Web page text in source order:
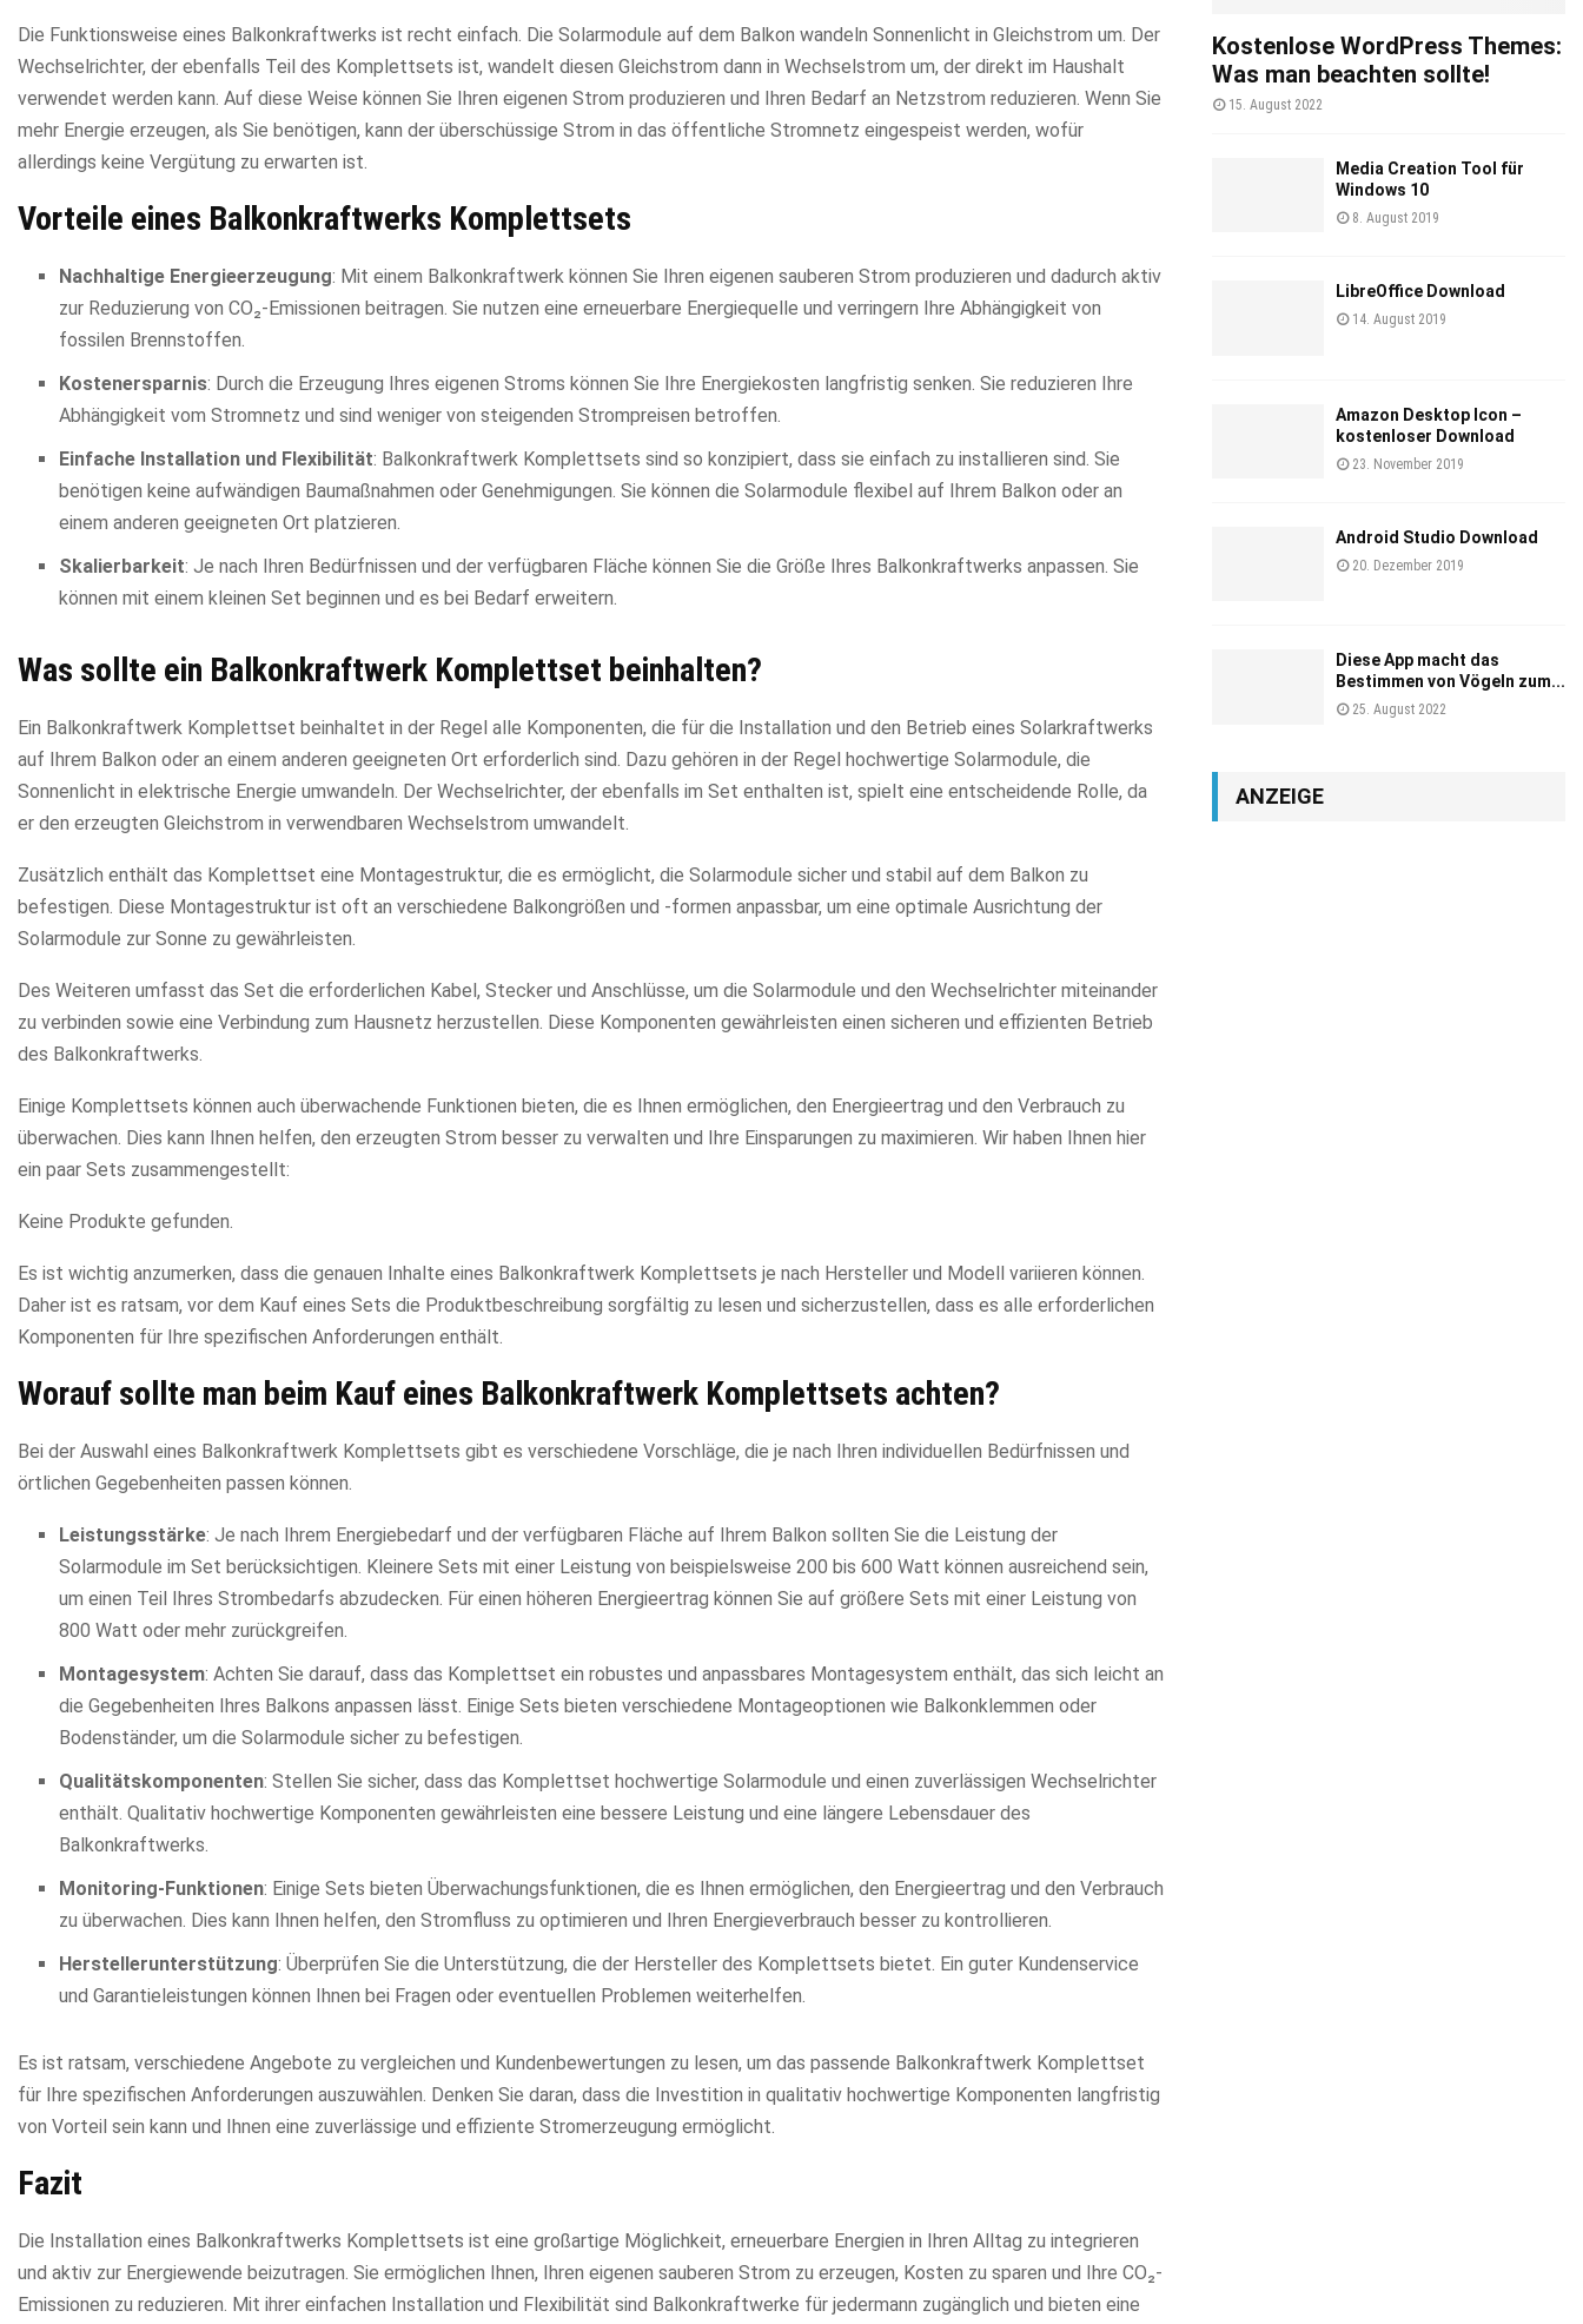
Die Funktionsweise eines Balkonkraftwerks ist recht einfach. Die Solarmodule auf dem Balkon wandeln Sonnenlicht in Gleichstrom um. Der
Wechselrichter, der ebenfalls Teil des Komplettsets ist, wandelt diesen Gleichstrom dann in Wechselstrom um, der direkt im Haushalt
verwendet werden kann. Auf diese Weise können Sie Ihren eigenen Strom produzieren und Ihren Bedarf an Netzstrom reduzieren. Wenn Sie
mehr Energie erzeugen, als Sie benötigen, kann der überschüssige Strom in das öffentliche Stromnetz eingespeist werden, wofür
allerdings keine Vergütung zu erwarten ist.
Vorteile eines Balkonkraftwerks Komplettsets
Nachhaltige Energieerzeugung: Mit einem Balkonkraftwerk können Sie Ihren eigenen sauberen Strom produzieren und dadurch aktiv
zur Reduzierung von CO₂-Emissionen beitragen. Sie nutzen eine erneuerbare Energiequelle und verringern Ihre Abhängigkeit von
fossilen Brennstoffen.
Kostenersparnis: Durch die Erzeugung Ihres eigenen Stroms können Sie Ihre Energiekosten langfristig senken. Sie reduzieren Ihre
Abhängigkeit vom Stromnetz und sind weniger von steigenden Strompreisen betroffen.
Einfache Installation und Flexibilität: Balkonkraftwerk Komplettsets sind so konzipiert, dass sie einfach zu installieren sind. Sie
benötigen keine aufwändigen Baumaßnahmen oder Genehmigungen. Sie können die Solarmodule flexibel auf Ihrem Balkon oder an
einem anderen geeigneten Ort platzieren.
Skalierbarkeit: Je nach Ihren Bedürfnissen und der verfügbaren Fläche können Sie die Größe Ihres Balkonkraftwerks anpassen. Sie
können mit einem kleinen Set beginnen und es bei Bedarf erweitern.
Was sollte ein Balkonkraftwerk Komplettset beinhalten?
Ein Balkonkraftwerk Komplettset beinhaltet in der Regel alle Komponenten, die für die Installation und den Betrieb eines Solarkraftwerks
auf Ihrem Balkon oder an einem anderen geeigneten Ort erforderlich sind. Dazu gehören in der Regel hochwertige Solarmodule, die
Sonnenlicht in elektrische Energie umwandeln. Der Wechselrichter, der ebenfalls im Set enthalten ist, spielt eine entscheidende Rolle, da
er den erzeugten Gleichstrom in verwendbaren Wechselstrom umwandelt.
Zusätzlich enthält das Komplettset eine Montagestruktur, die es ermöglicht, die Solarmodule sicher und stabil auf dem Balkon zu
befestigen. Diese Montagestruktur ist oft an verschiedene Balkongrößen und -formen anpassbar, um eine optimale Ausrichtung der
Solarmodule zur Sonne zu gewährleisten.
Des Weiteren umfasst das Set die erforderlichen Kabel, Stecker und Anschlüsse, um die Solarmodule und den Wechselrichter miteinander
zu verbinden sowie eine Verbindung zum Hausnetz herzustellen. Diese Komponenten gewährleisten einen sicheren und effizienten Betrieb
des Balkonkraftwerks.
Einige Komplettsets können auch überwachende Funktionen bieten, die es Ihnen ermöglichen, den Energieertrag und den Verbrauch zu
überwachen. Dies kann Ihnen helfen, den erzeugten Strom besser zu verwalten und Ihre Einsparungen zu maximieren. Wir haben Ihnen hier
ein paar Sets zusammengestellt:
Keine Produkte gefunden.
Es ist wichtig anzumerken, dass die genauen Inhalte eines Balkonkraftwerk Komplettsets je nach Hersteller und Modell variieren können.
Daher ist es ratsam, vor dem Kauf eines Sets die Produktbeschreibung sorgfältig zu lesen und sicherzustellen, dass es alle erforderlichen
Komponenten für Ihre spezifischen Anforderungen enthält.
Worauf sollte man beim Kauf eines Balkonkraftwerk Komplettsets achten?
Bei der Auswahl eines Balkonkraftwerk Komplettsets gibt es verschiedene Vorschläge, die je nach Ihren individuellen Bedürfnissen und
örtlichen Gegebenheiten passen können.
Leistungsstärke: Je nach Ihrem Energiebedarf und der verfügbaren Fläche auf Ihrem Balkon sollten Sie die Leistung der
Solarmodule im Set berücksichtigen. Kleinere Sets mit einer Leistung von beispielsweise 200 bis 600 Watt können ausreichend sein,
um einen Teil Ihres Strombedarfs abzudecken. Für einen höheren Energieertrag können Sie auf größere Sets mit einer Leistung von
800 Watt oder mehr zurückgreifen.
Montagesystem: Achten Sie darauf, dass das Komplettset ein robustes und anpassbares Montagesystem enthält, das sich leicht an
die Gegebenheiten Ihres Balkons anpassen lässt. Einige Sets bieten verschiedene Montageoptionen wie Balkonklemmen oder
Bodenständer, um die Solarmodule sicher zu befestigen.
Qualitätskomponenten: Stellen Sie sicher, dass das Komplettset hochwertige Solarmodule und einen zuverlässigen Wechselrichter
enthält. Qualitativ hochwertige Komponenten gewährleisten eine bessere Leistung und eine längere Lebensdauer des
Balkonkraftwerks.
Monitoring-Funktionen: Einige Sets bieten Überwachungsfunktionen, die es Ihnen ermöglichen, den Energieertrag und den Verbrauch
zu überwachen. Dies kann Ihnen helfen, den Stromfluss zu optimieren und Ihren Energieverbrauch besser zu kontrollieren.
Herstellerunterstützung: Überprüfen Sie die Unterstützung, die der Hersteller des Komplettsets bietet. Ein guter Kundenservice
und Garantieleistungen können Ihnen bei Fragen oder eventuellen Problemen weiterhelfen.
Es ist ratsam, verschiedene Angebote zu vergleichen und Kundenbewertungen zu lesen, um das passende Balkonkraftwerk Komplettset
für Ihre spezifischen Anforderungen auszuwählen. Denken Sie daran, dass die Investition in qualitativ hochwertige Komponenten langfristig
von Vorteil sein kann und Ihnen eine zuverlässige und effiziente Stromerzeugung ermöglicht.
Fazit
Die Installation eines Balkonkraftwerks Komplettsets ist eine großartige Möglichkeit, erneuerbare Energien in Ihren Alltag zu integrieren
und aktiv zur Energiewende beizutragen. Sie ermöglichen Ihnen, Ihren eigenen sauberen Strom zu erzeugen, Kosten zu sparen und Ihre CO₂-
Emissionen zu reduzieren. Mit ihrer einfachen Installation und Flexibilität sind Balkonkraftwerke für jedermann zugänglich und bieten eine
Kostenlose WordPress Themes:
Was man beachten sollte!
15. August 2022
Media Creation Tool für
Windows 10
8. August 2019
LibreOffice Download
14. August 2019
Amazon Desktop Icon –
kostenloser Download
23. November 2019
Android Studio Download
20. Dezember 2019
Diese App macht das
Bestimmen von Vögeln zum...
25. August 2022
ANZEIGE